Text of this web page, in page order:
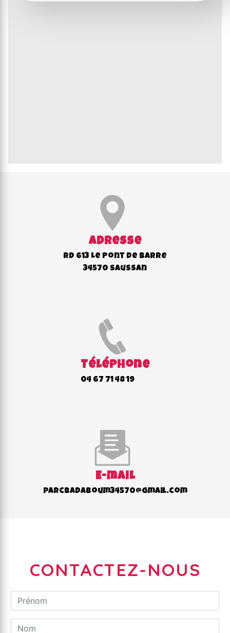
Adresse
RD 613 Le Pont de Barre
34570 Saussan
Téléphone
04 67 71 48 19
E-mail
parcbadaboum34570@gmail.com
CONTACTEZ-NOUS